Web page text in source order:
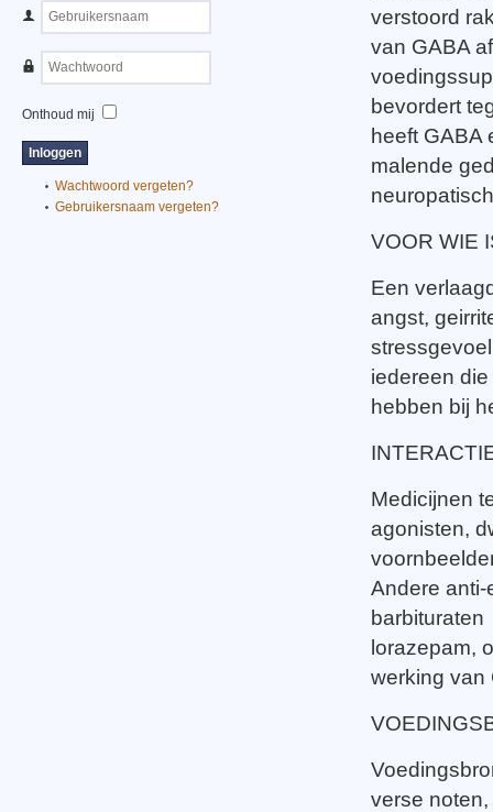
verstoord
van GABA
bevordert
heeft GABA
malende
VOOR WIE
Een
angst,
iedereen
hebben bij
Medicijnen
agonisten,
Andere anti-
lorazepam,
werking van
verse
Onthoud mij
Wachtwoord vergeten?
Gebruikersnaam vergeten?